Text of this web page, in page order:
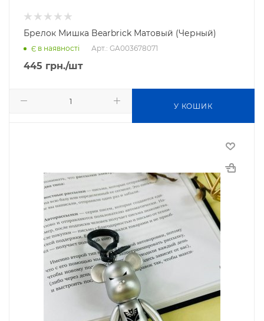
Брелок Мишка Bearbrick Матовый (Черный)
Є в наявності Арт.: GA003678071
445 грн./шт
У КОШИК